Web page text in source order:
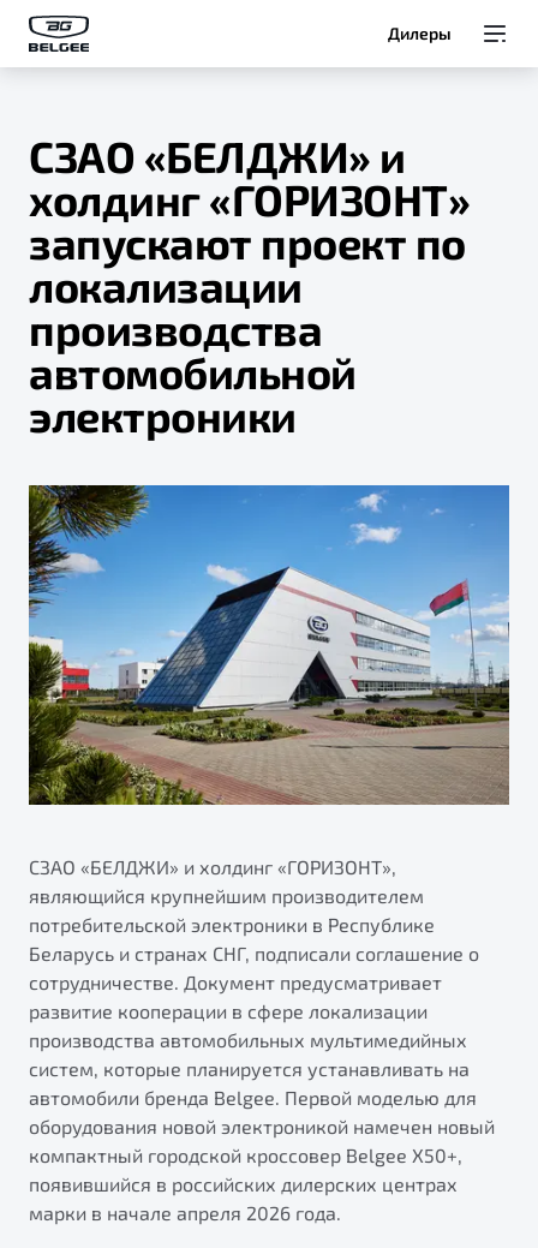
Покупателям
Владельцам
О Belgee
Служба клиентской поддержки
8 800 511 95 25
Автомобили в наличии
Тест-драйв
Дилеры
СЗАО «БЕЛДЖИ» и
холдинг «ГОРИЗОНТ»
запускают проект по
локализации
производства
автомобильной
электроники
СЗАО «БЕЛДЖИ» и холдинг «ГОРИЗОНТ»,
являющийся крупнейшим производителем
потребительской электроники в Республике
Беларусь и странах СНГ, подписали соглашение о
сотрудничестве. Документ предусматривает
развитие кооперации в сфере локализации
производства автомобильных мультимедийных
систем, которые планируется устанавливать на
автомобили бренда Belgee. Первой моделью для
оборудования новой электроникой намечен новый
компактный городской кроссовер Belgee X50+,
появившийся в российских дилерских центрах
марки в начале апреля 2026 года.